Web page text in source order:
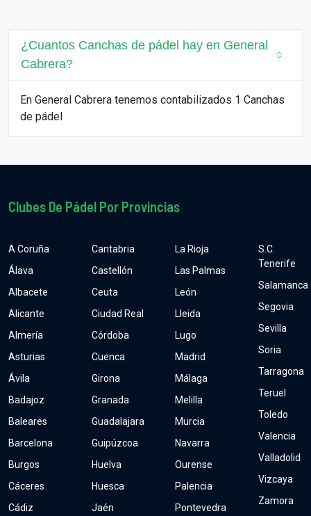
¿Cuantos Canchas de pádel hay en General
Cabrera?
En General Cabrera tenemos contabilizados 1 Canchas
de pádel
Clubes De Pádel Por Provincias
A Coruña
Álava
Albacete
Alicante
Almería
Asturias
Ávila
Badajoz
Baleares
Barcelona
Burgos
Cáceres
Cádiz
Cantabria
Castellón
Ceuta
Ciudad Real
Córdoba
Cuenca
Girona
Granada
Guadalajara
Guipúzcoa
Huelva
Huesca
Jaén
La Rioja
Las Palmas
León
Lleida
Lugo
Madrid
Málaga
Melilla
Murcia
Navarra
Ourense
Palencia
Pontevedra
S.C.
Tenerife
Salamanca
Segovia
Sevilla
Soria
Tarragona
Teruel
Toledo
Valencia
Valladolid
Vizcaya
Zamora